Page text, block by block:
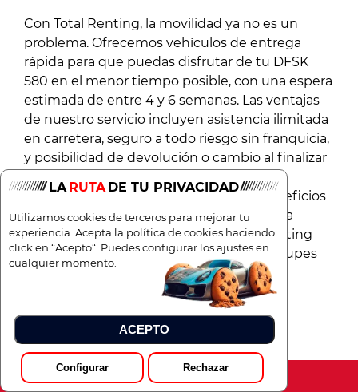
Con Total Renting, la movilidad ya no es un
problema. Ofrecemos vehículos de entrega
rápida para que puedas disfrutar de tu DFSK
580 en el menor tiempo posible, con una espera
estimada de entre 4 y 6 semanas. Las ventajas
de nuestro servicio incluyen asistencia ilimitada
en carretera, seguro a todo riesgo sin franquicia,
y posibilidad de devolución o cambio al finalizar
autónomos, ofrecemos importantes beneficios
fiscales, y para particulares facilitamos una
gestión sencilla y transparente. Total Renting
rompe barreras para que tú solo te preocupes
de disfrutar el camino.
Preguntas frecuentes
LA RUTA DE TU PRIVACIDAD
Utilizamos cookies de terceros para mejorar tu
experiencia. Acepta la política de cookies haciendo
click en “Acepto“. Puedes configurar los ajustes en
cualquier momento.
ACEPTO
Configurar Rechazar